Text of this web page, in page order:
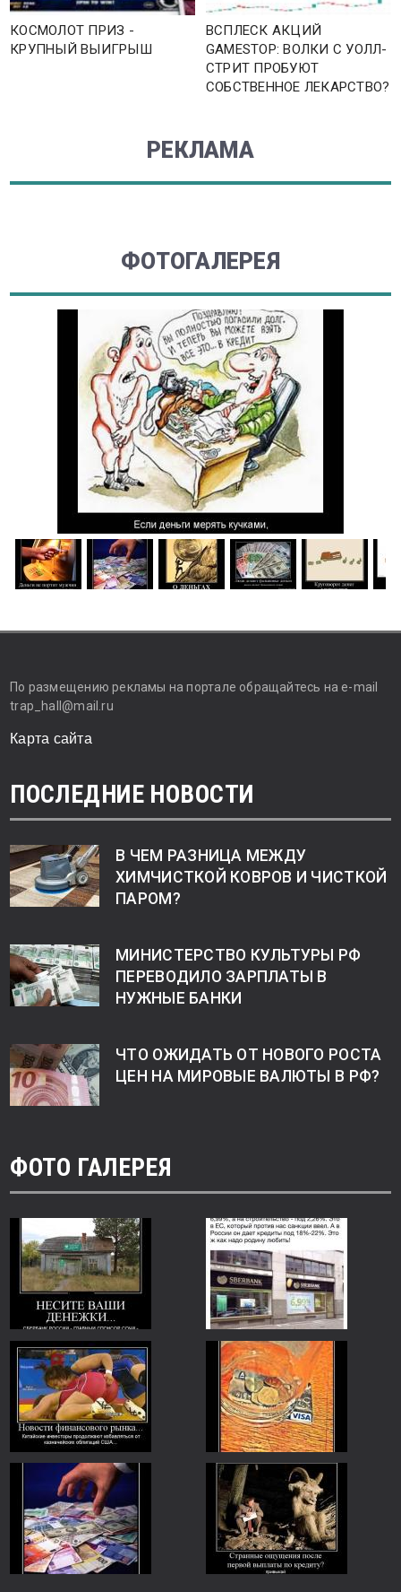
КОСМОЛОТ ПРИЗ -
КРУПНЫЙ ВЫИГРЫШ
ВСПЛЕСК АКЦИЙ
GAMESTOP: ВОЛКИ С УОЛЛ-
СТРИТ ПРОБУЮТ
СОБСТВЕННОЕ ЛЕКАРСТВО?
РЕКЛАМА
ФОТОГАЛЕРЕЯ
По размещению рекламы на портале обращайтесь на e-mail
trap_hall@mail.ru
Карта сайта
ПОСЛЕДНИЕ НОВОСТИ
В ЧЕМ РАЗНИЦА МЕЖДУ
ХИМЧИСТКОЙ КОВРОВ И ЧИСТКОЙ
ПАРОМ?
МИНИСТЕРСТВО КУЛЬТУРЫ РФ
ПЕРЕВОДИЛО ЗАРПЛАТЫ В
НУЖНЫЕ БАНКИ
ЧТО ОЖИДАТЬ ОТ НОВОГО РОСТА
ЦЕН НА МИРОВЫЕ ВАЛЮТЫ В РФ?
ФОТО ГАЛЕРЕЯ